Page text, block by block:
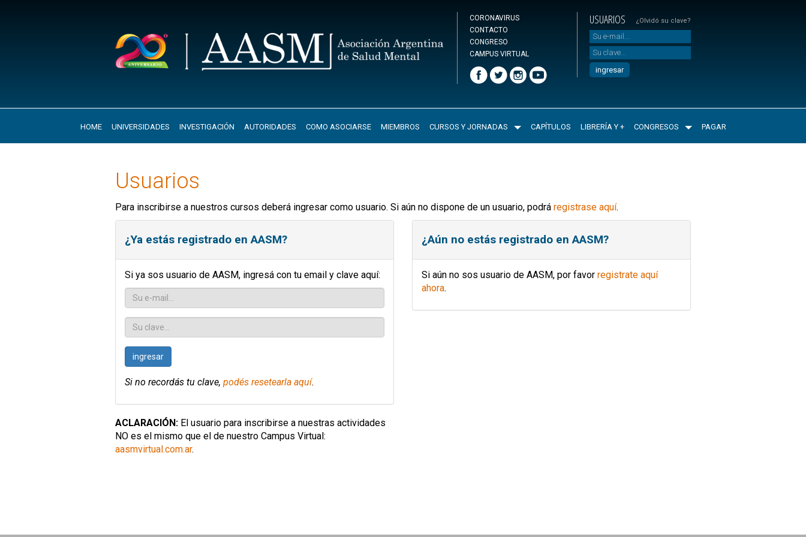
CORONAVIRUS
CONTACTO
CONGRESO
CAMPUS VIRTUAL
USUARIOS ¿Olvidó su clave?
HOME UNIVERSIDADES INVESTIGACIÓN AUTORIDADES COMO ASOCIARSE MIEMBROS CURSOS Y JORNADAS CAPÍTULOS LIBRERÍA Y + CONGRESOS PAGAR
Usuarios
Para inscribirse a nuestros cursos deberá ingresar como usuario. Si aún no dispone de un usuario, podrá registrase aquí.
¿Ya estás registrado en AASM?
Si ya sos usuario de AASM, ingresá con tu email y clave aquí:
ingresar
Si no recordás tu clave, podés resetearla aquí.
ACLARACIÓN: El usuario para inscribirse a nuestras actividades
NO es el mismo que el de nuestro Campus Virtual:
aasmvirtual.com.ar.
¿Aún no estás registrado en AASM?
Si aún no sos usuario de AASM, por favor registrate aquí
ahora.